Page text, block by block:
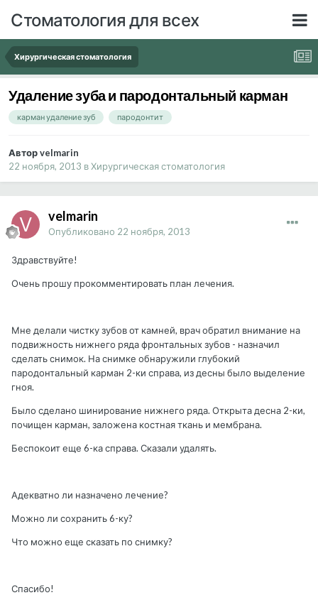
Стоматология для всех
Хирургическая стоматология
Удаление зуба и пародонтальный карман
карман удаление зуб пародонтит
Автор velmarin
22 ноября, 2013 вХирургическая стоматология
velmarin
Опубликовано 22 ноября, 2013
Здравствуйте!
Очень прошу прокомментировать план лечения.
Мне делали чистку зубов от камней, врач обратил внимание на
подвижность нижнего ряда фронтальных зубов - назначил
сделать снимок. На снимке обнаружили глубокий
пародонтальный карман 2-ки справа, из десны было выделение
гноя.
Было сделано шинирование нижнего ряда. Открыта десна 2-ки,
почищен карман, заложена костная ткань и мембрана.
Беспокоит еще 6-ка справа. Сказали удалять.
Адекватно ли назначено лечение?
Можно ли сохранить 6-ку?
Что можно еще сказать по снимку?
Спасибо!